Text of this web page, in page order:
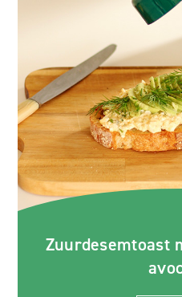
Zuurdesemtoast